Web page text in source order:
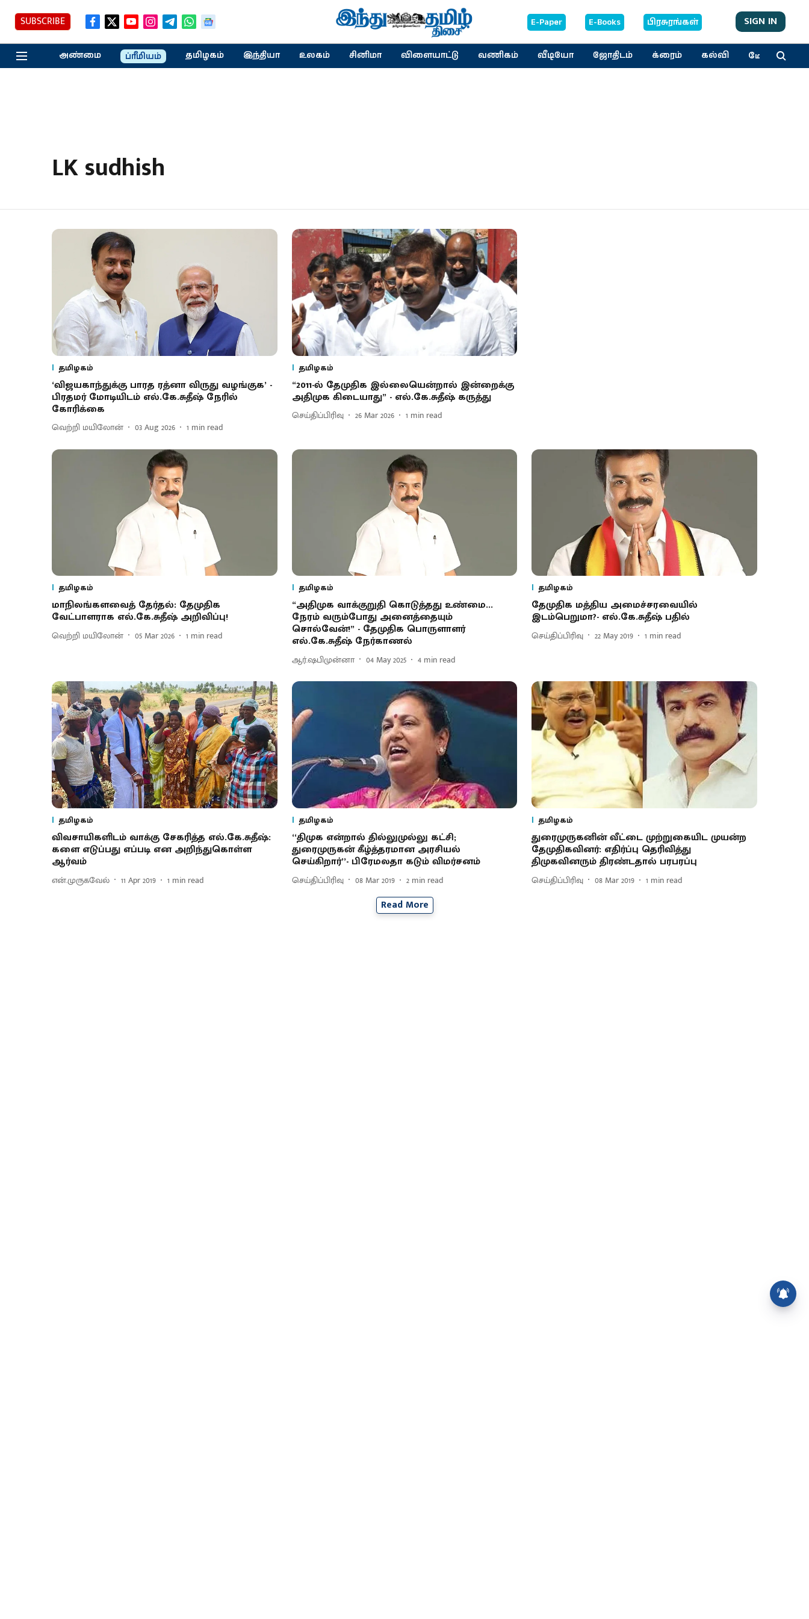
SUBSCRIBE E-Paper E-Books பிரசுரங்கள் SIGN IN
அண்மை ப்ரீமியம் தமிழகம் இந்தியா உலகம் சினிமா விளையாட்டு வணிகம் வீடியோ ஜோதிடம் க்ரைம் கல்வி மேலும்
LK sudhish
தமிழகம்
‘விஜயகாந்துக்கு பாரத ரத்னா விருது வழங்குக’ -
பிரதமர் மோடியிடம் எல்.கே.சுதீஷ் நேரில்
கோரிக்கை
வெற்றி மயிலோன் 03 Aug 2026 1 min read
தமிழகம்
“2011-ல் தேமுதிக இல்லையென்றால் இன்றைக்கு
அதிமுக கிடையாது” - எல்.கே.சுதீஷ் கருத்து
செய்திப்பிரிவு 26 Mar 2026 1 min read
தமிழகம்
மாநிலங்களவைத் தேர்தல்: தேமுதிக
வேட்பாளராக எல்.கே.சுதீஷ் அறிவிப்பு!
வெற்றி மயிலோன் 05 Mar 2026 1 min read
தமிழகம்
“அதிமுக வாக்குறுதி கொடுத்தது உண்மை...
நேரம் வரும்போது அனைத்தையும்
சொல்வேன்!” - தேமுதிக பொருளாளர்
எல்.கே.சுதீஷ் நேர்காணல்
ஆர்.ஷபிமுன்னா 04 May 2025 4 min read
தமிழகம்
தேமுதிக மத்திய அமைச்சரவையில்
இடம்பெறுமா?- எல்.கே.சுதீஷ் பதில்
செய்திப்பிரிவு 22 May 2019 1 min read
தமிழகம்
விவசாயிகளிடம் வாக்கு சேகரித்த எல்.கே.சுதீஷ்:
களை எடுப்பது எப்படி என அறிந்துகொள்ள
ஆர்வம்
என்.முருகவேல் 11 Apr 2019 1 min read
தமிழகம்
‘‘திமுக என்றால் தில்லுமுல்லு கட்சி;
துரைமுருகன் கீழ்த்தரமான அரசியல்
செய்கிறார்’’- பிரேமலதா கடும் விமர்சனம்
செய்திப்பிரிவு 08 Mar 2019 2 min read
தமிழகம்
துரைமுருகனின் வீட்டை முற்றுகையிட முயன்ற
தேமுதிகவினர்: எதிர்ப்பு தெரிவித்து
திமுகவினரும் திரண்டதால் பரபரப்பு
செய்திப்பிரிவு 08 Mar 2019 1 min read
Read More